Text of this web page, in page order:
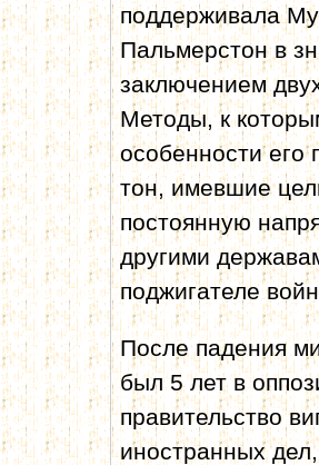
поддерживала
Пальмерстон в
заключением
Методы, к
особенности
тон, имевшие
постоянную
другими
поджигателе
После падения
был 5 лет в
правительство
иностранных